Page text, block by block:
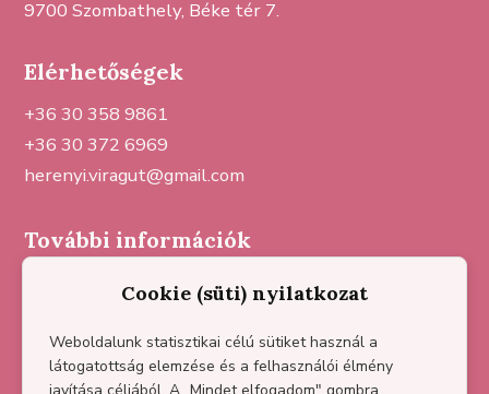
9700 Szombathely, Béke tér 7.
Elérhetőségek
+36 30 358 9861
+36 30 372 6969
herenyi.viragut@gmail.com
További információk
Sajtómegjelenések
Partnereink
Adatkezelési tájékoztató
Cookie (süti) nyilatkozat
Weboldalunk statisztikai célú sütiket használ a
látogatottság elemzése és a felhasználói élmény